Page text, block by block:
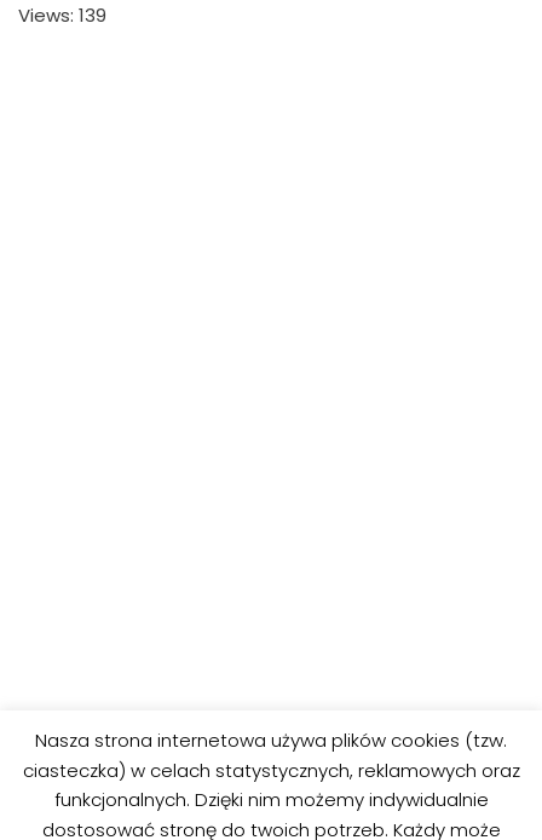
Views: 139
Pokemon Nidoking
Kolorowanka
Pokemon Meowth
Kolorowanka
Nasza strona internetowa używa plików cookies (tzw.
ciasteczka) w celach statystycznych, reklamowych oraz
funkcjonalnych. Dzięki nim możemy indywidualnie
dostosować stronę do twoich potrzeb. Każdy może